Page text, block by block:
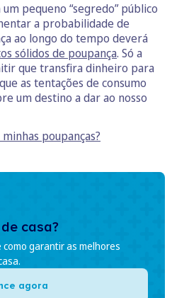
pequeno “segredo” público
a probabilidade de
ao longo do tempo deverá
sólidos de poupança. Só a
que transfira dinheiro para
as tentações de consumo
um destino a dar ao nosso
poupanças?
casa?
garantir as melhores
agora